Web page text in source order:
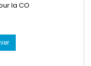
la CO